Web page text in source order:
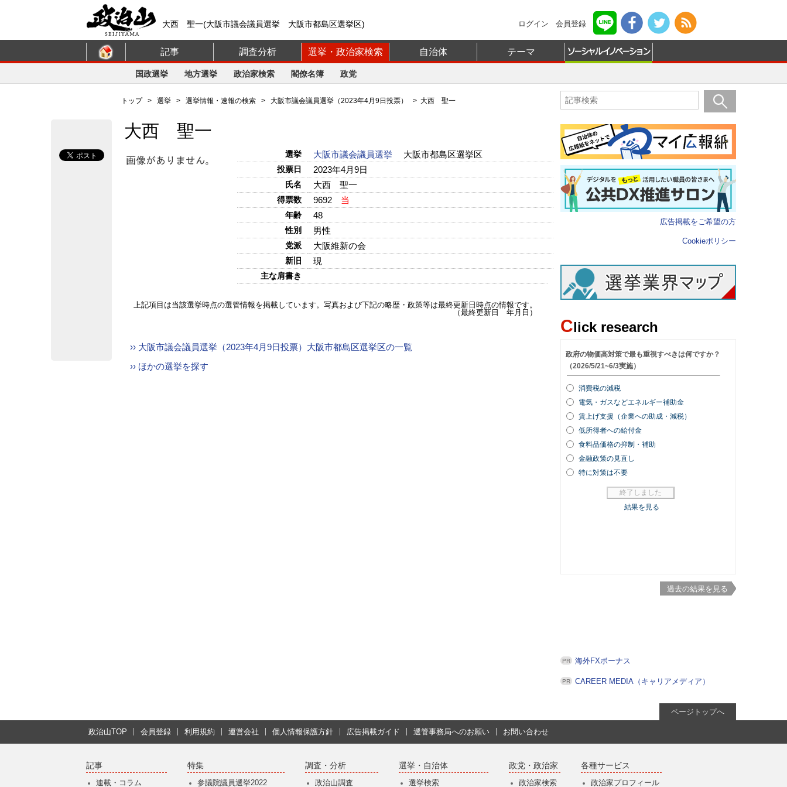
大西 聖一(大阪市議会議員選挙 大阪市都島区選挙区) ログイン 会員登録
記事 調査分析 選挙・政治家検索 自治体 テーマ
国政選挙 地方選挙 政治家検索 閣僚名簿 政党
トップ> 選挙 > 選挙情報・速報の検索 > 大阪市議会議員選挙（2023年4月9日投票） > 大西 聖一
大西 聖一
選挙 大阪市議会議員選挙 大阪市都島区選挙区
投票日 2023年4月9日
氏名 大西 聖一
得票数 9692 当
年齢 48
性別 男性
党派 大阪維新の会
新旧 現
主な肩書き
上記項目は当該選挙時点の選管情報を掲載しています。写真および下記の略歴・政策等は最終更新日時点の情報です。
（最終更新日 年月日）
›› 大阪市議会議員選挙（2023年4月9日投票）大阪市都島区選挙区の一覧
›› ほかの選挙を探す
広告掲載をご希望の方
Cookieポリシー
Click research
過去の結果を見る
海外FXボーナス
CAREER MEDIA（キャリアメディア）
ページトップへ
政治山TOP 会員登録 利用規約 運営会社 個人情報保護方針 広告掲載ガイド 選管事務局へのお願い お問い合わせ
記事
連載・コラム
特集
参議院議員選挙2022
調査・分析
政治山調査
選挙・自治体
選挙検索
政党・政治家
政治家検索
各種サービス
政治家プロフィール